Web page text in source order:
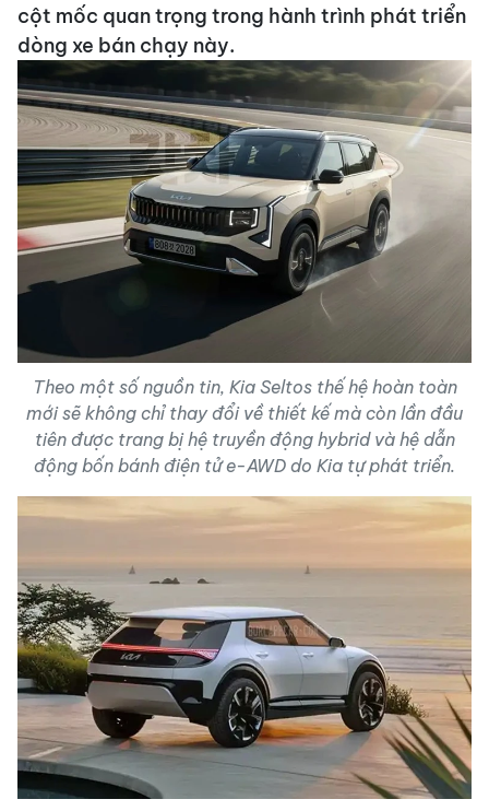
cột mốc quan trọng trong hành trình phát triển
dòng xe bán chạy này.
Theo một số nguồn tin, Kia Seltos thế hệ hoàn toàn
mới sẽ không chỉ thay đổi về thiết kế mà còn lần đầu
tiên được trang bị hệ truyền động hybrid và hệ dẫn
động bốn bánh điện tử e-AWD do Kia tự phát triển.